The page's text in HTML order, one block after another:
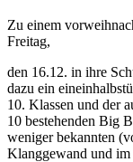
Zu einem
Freitag,
den 16.12. in ihre
dazu ein
10. Klassen und der
10 bestehenden Big
weniger bekannten
Klanggewand und